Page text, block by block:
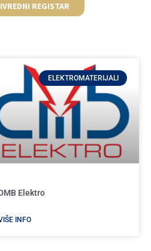
REGISTAR
ELEKTROMATERIJALI
Elektro
INFO